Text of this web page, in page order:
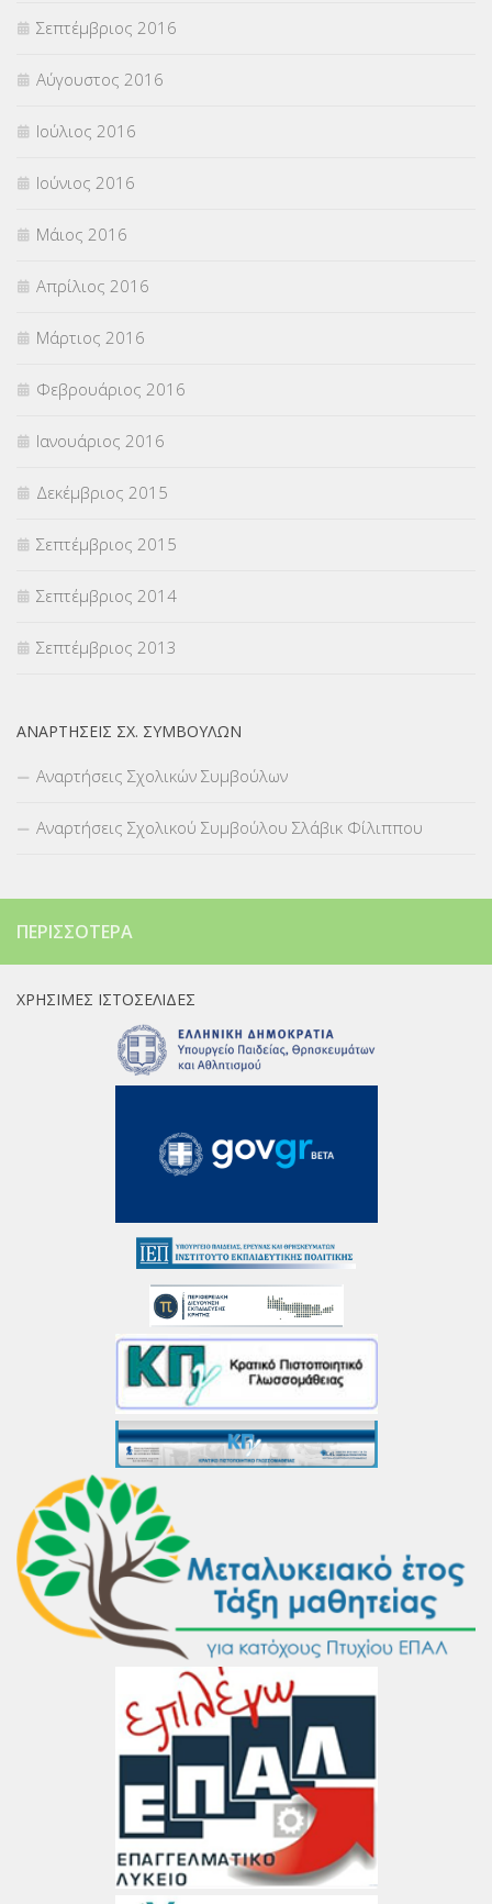
Σεπτέμβριος 2016
Αύγουστος 2016
Ιούλιος 2016
Ιούνιος 2016
Μάιος 2016
Απρίλιος 2016
Μάρτιος 2016
Φεβρουάριος 2016
Ιανουάριος 2016
Δεκέμβριος 2015
Σεπτέμβριος 2015
Σεπτέμβριος 2014
Σεπτέμβριος 2013
ΑΝΑΡΤΉΣΕΙΣ ΣΧ. ΣΥΜΒΟΎΛΩΝ
Αναρτήσεις Σχολικών Συμβούλων
Αναρτήσεις Σχολικού Συμβούλου Σλάβικ Φίλιππου
ΠΕΡΙΣΣΌΤΕΡΑ
ΧΡΉΣΙΜΕΣ ΙΣΤΟΣΕΛΊΔΕΣ